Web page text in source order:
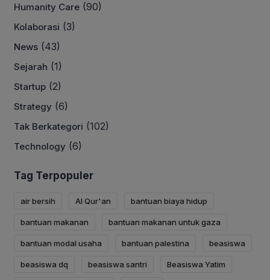
Humanity Care (90)
Kolaborasi (3)
News (43)
Sejarah (1)
Startup (2)
Strategy (6)
Tak Berkategori (102)
Technology (6)
Tag Terpopuler
air bersih Al Qur'an bantuan biaya hidup
bantuan makanan bantuan makanan untuk gaza
bantuan modal usaha bantuan palestina beasiswa
beasiswa dq beasiswa santri Beasiswa Yatim